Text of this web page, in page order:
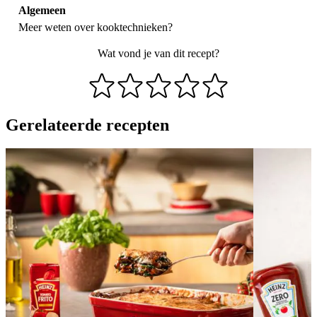
Algemeen
Meer weten overkooktechnieken?
Wat vond je van dit recept?
Gerelateerde recepten